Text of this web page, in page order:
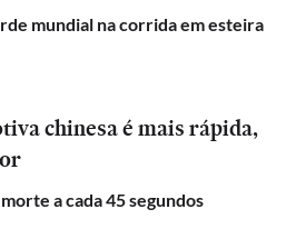
mundial na corrida em esteira
chinesa é mais rápida,
a cada 45 segundos